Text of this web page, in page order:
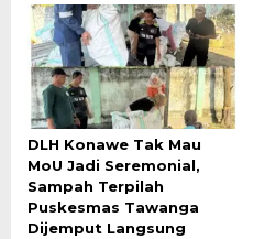
DLH Konawe Tak Mau
MoU Jadi Seremonial,
Sampah Terpilah
Puskesmas Tawanga
Dijemput Langsung